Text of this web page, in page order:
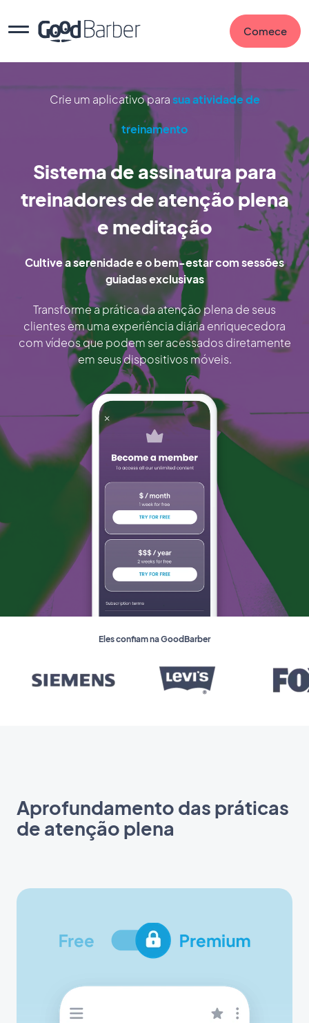
Comece
Crie um aplicativo parasua atividade de
treinamento
Sistema de assinatura para
treinadores de atenção plena
e meditação
Cultive a serenidade e o bem-estar com sessões
guiadas exclusivas
Transforme a prática da atenção plena de seus
clientes em uma experiência diária enriquecedora
com vídeos que podem ser acessados diretamente
em seus dispositivos móveis.
Eles confiam na GoodBarber
Aprofundamento das práticas
de atenção plena